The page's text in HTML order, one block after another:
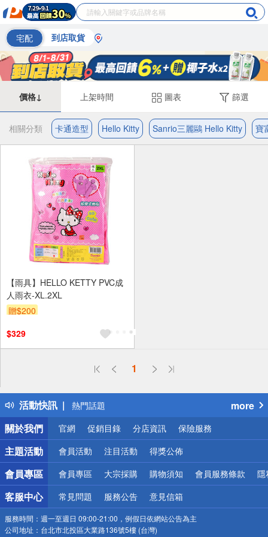
宅配 到店取貨
價格↓ 上架時間 圖表 篩選
相關分類 卡通造型 Hello Kitty Sanrio三麗鷗 Hello Kitty 寶
【雨具】HELLO KETTY PVC成
人雨衣-XL.2XL
贈$200
$329
1
活動快訊
偏遠地區配送
得獎公告
熱門話題
銀行優惠
偏遠地區配送
詐騙網頁！請小心！
more
關於我們
官網 促銷目錄 分店資訊 保險服務
主題活動 會員活動 注目活動 得獎公佈
會員專區 會員專區 大宗採購 購物須知 會員服務條款 隱
客服中心 常見問題 服務公告 意見信箱
服務時間： 週一至週日 09:00-21:00，例假日依網站公告為主
公司地址： 台北市北投區大業路136號5樓 (台灣)